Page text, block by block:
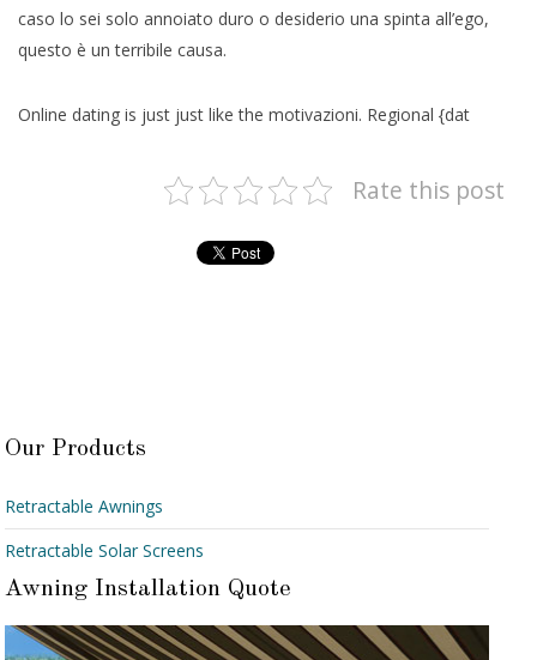
caso lo sei solo annoiato duro o desiderio una spinta all’ego,
questo è un terribile causa.
Online dating is just just like the motivazioni. Regional {dat
Rate this post
Our Products
Retractable Awnings
Retractable Solar Screens
Awning Installation Quote